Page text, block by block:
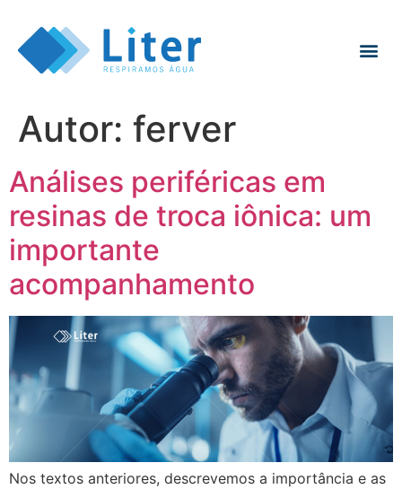
Autor: ferver
Análises periféricas em
resinas de troca iônica: um
importante
acompanhamento
Nos textos anteriores, descrevemos a importância e as